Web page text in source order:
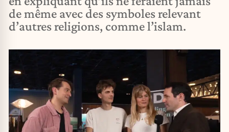
de même avec des symboles relevant
d’autres religions, comme l’islam.